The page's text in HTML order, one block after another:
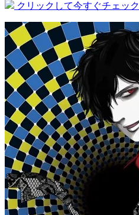
クリックして今すぐチェック